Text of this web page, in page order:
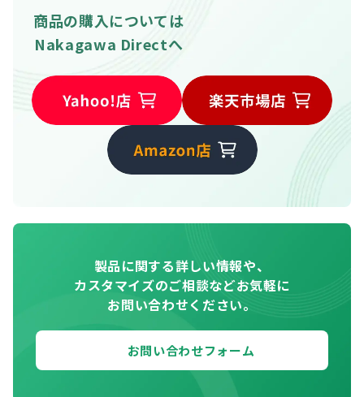
商品の購入については
Nakagawa Directへ
製品に関する詳しい情報や、
カスタマイズのご相談などお気軽に
お問い合わせください。
お問い合わせフォーム